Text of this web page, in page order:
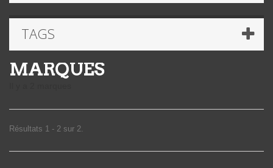
TAGS
MARQUES
Résultats 1 - 2 sur 2.